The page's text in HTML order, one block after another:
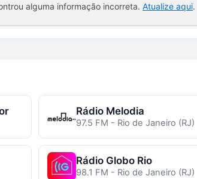
alguma informação incorreta. Atualize aqui.
Rádio Melodia
97.5 FM - Rio de Janeiro (RJ)
Rádio Globo Rio
98.1 FM - Rio de Janeiro (RJ)